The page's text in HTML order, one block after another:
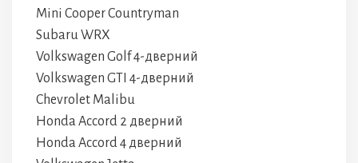
Mini Cooper Countryman
Subaru WRX
Volkswagen Golf 4-дверний
Volkswagen GTI 4-дверний
Chevrolet Malibu
Honda Accord 2 дверний
Honda Accord 4 дверний